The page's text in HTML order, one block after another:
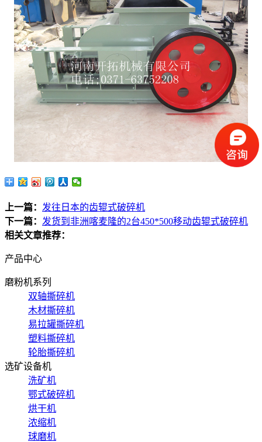
上一篇： 发往日本的齿辊式破碎机
下一篇： 发货到非洲喀麦隆的2台450*500移动齿辊式破碎机
相关文章推荐：
产品中心
磨粉机系列
双轴撕碎机
木材撕碎机
易拉罐撕碎机
塑料撕碎机
轮胎撕碎机
选矿设备机
洗矿机
鄂式破碎机
烘干机
浓缩机
球磨机